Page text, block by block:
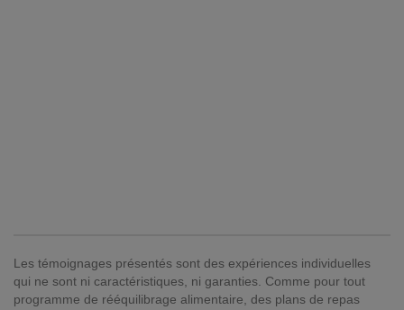
Les témoignages présentés sont des expériences individuelles
qui ne sont ni caractéristiques, ni garanties. Comme pour tout
programme de rééquilibrage alimentaire, des plans de repas